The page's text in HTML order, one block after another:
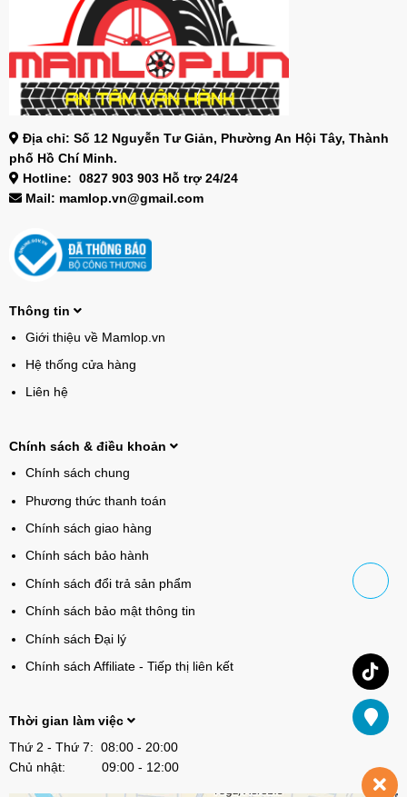
Địa chỉ: Số 12 Nguyễn Tư Giản, Phường An Hội Tây, Thành
phố Hồ Chí Minh.
Hotline: 0827 903 903 Hỗ trợ 24/24
Mail: mamlop.vn@gmail.com
Thông tin
Giới thiệu về Mamlop.vn
Hệ thống cửa hàng
Liên hệ
Chính sách & điều khoản
Chính sách chung
Phương thức thanh toán
Chính sách giao hàng
Chính sách bảo hành
Chính sách đổi trả sản phẩm
Chính sách bảo mật thông tin
Chính sách Đại lý
Chính sách Affiliate - Tiếp thị liên kết
Thời gian làm việc
Thứ 2 - Thứ 7: 08:00 - 20:00
Chủ nhật: 09:00 - 12:00